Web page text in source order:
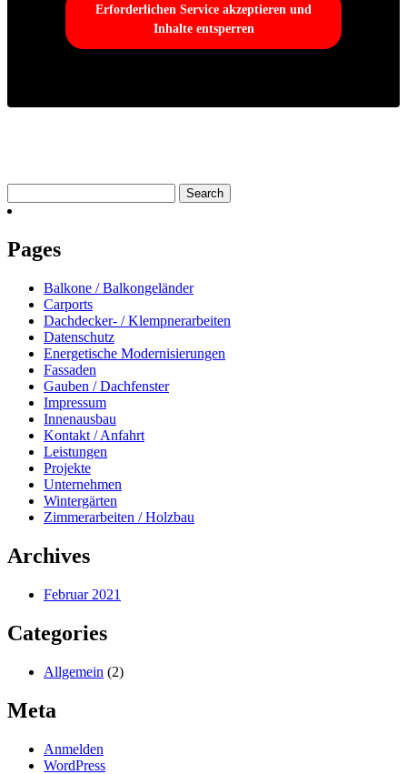
Erforderlichen Service akzeptieren und
Inhalte entsperren
for:
Pages
Balkone / Balkongeländer
Carports
Dachdecker- / Klempnerarbeiten
Datenschutz
Energetische Modernisierungen
Fassaden
Gauben / Dachfenster
Impressum
Innenausbau
Kontakt / Anfahrt
Leistungen
Projekte
Unternehmen
Wintergärten
Zimmerarbeiten / Holzbau
Archives
Februar 2021
Categories
Allgemein (2)
Meta
Anmelden
WordPress